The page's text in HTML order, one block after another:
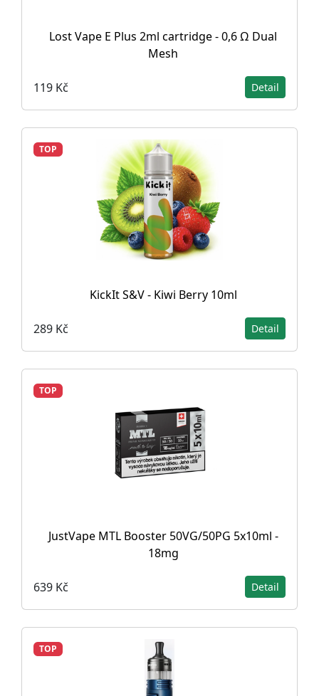
Lost Vape E Plus 2ml cartridge - 0,6 Ω Dual
Mesh
119 Kč Detail
TOP
KickIt S&V - Kiwi Berry 10ml
289 Kč Detail
TOP
JustVape MTL Booster 50VG/50PG 5x10ml -
18mg
639 Kč Detail
TOP